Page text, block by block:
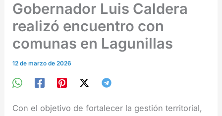
Gobernador Luis Caldera
realizó encuentro con
comunas en Lagunillas
12 de marzo de 2026
Con el objetivo de fortalecer la gestión territorial,